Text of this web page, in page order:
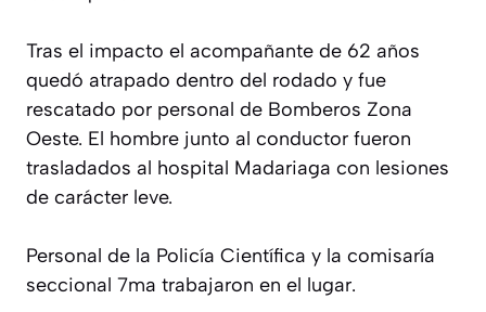
Tras el impacto el acompañante de 62 años
quedó atrapado dentro del rodado y fue
rescatado por personal de Bomberos Zona
Oeste. El hombre junto al conductor fueron
trasladados al hospital Madariaga con lesiones
de carácter leve.
Personal de la Policía Científica y la comisaría
seccional 7ma trabajaron en el lugar.